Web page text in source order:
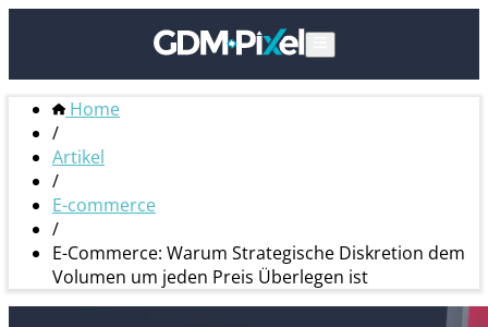
Home
/
Artikel
/
E-commerce
/
E-Commerce: Warum Strategische Diskretion dem
Volumen um jeden Preis Überlegen ist